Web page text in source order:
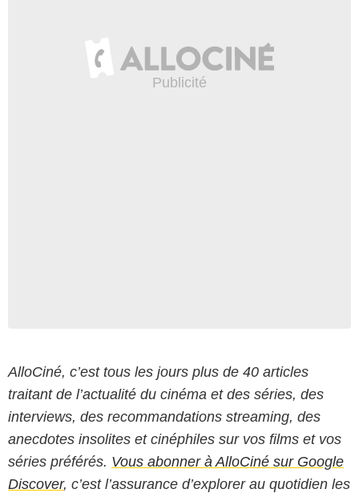
AlloCiné, c’est tous les jours plus de 40 articles
traitant de l’actualité du cinéma et des séries, des
interviews, des recommandations streaming, des
anecdotes insolites et cinéphiles sur vos films et vos
séries préférés. Vous abonner à AlloCiné sur Google
Discover, c’est l’assurance d’explorer au quotidien les